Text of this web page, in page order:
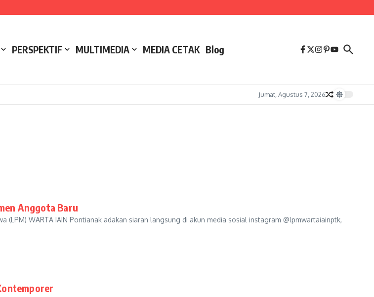
PERSPEKTIF MULTIMEDIA MEDIA CETAK Blog
Jumat, Agustus 7, 2026
Anggota Baru
WARTA IAIN Pontianak adakan siaran langsung di akun media sosial instagram @lpmwartaiainptk,